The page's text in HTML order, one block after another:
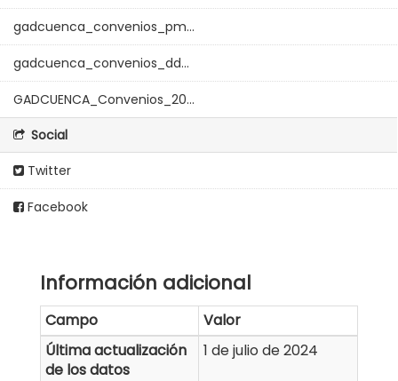
gadcuenca_convenios_pm...
gadcuenca_convenios_dd...
GADCUENCA_Convenios_20...
Social
Twitter
Facebook
Información adicional
Campo
Valor
Última actualización
de los datos
1 de julio de 2024